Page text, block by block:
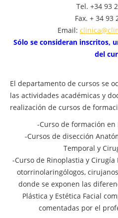
Tel. +34 93
Fax. + 34 93
Email:
Sólo se consideran inscritos,
del
El departamento de cursos se
las actividades académicas y
realización de cursos de
-Curso de formación en
-Cursos de disección
Temporal y
-Curso de Rinoplastia y Cirugía
otorrinolaringólogos,
donde se exponen las
Plástica y Estética Facial
comentadas por el